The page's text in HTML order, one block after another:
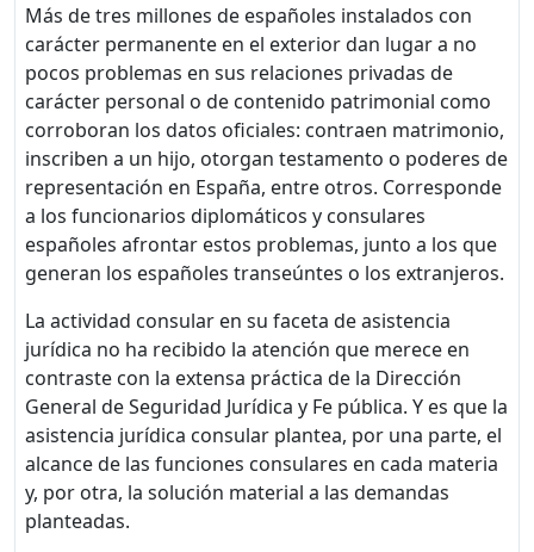
Más de tres millones de españoles instalados con
carácter permanente en el exterior dan lugar a no
pocos problemas en sus relaciones privadas de
carácter personal o de contenido patrimonial como
corroboran los datos oficiales: contraen matrimonio,
inscriben a un hijo, otorgan testamento o poderes de
representación en España, entre otros. Corresponde
a los funcionarios diplomáticos y consulares
españoles afrontar estos problemas, junto a los que
generan los españoles transeúntes o los extranjeros.
La actividad consular en su faceta de asistencia
jurídica no ha recibido la atención que merece en
contraste con la extensa práctica de la Dirección
General de Seguridad Jurídica y Fe pública. Y es que la
asistencia jurídica consular plantea, por una parte, el
alcance de las funciones consulares en cada materia
y, por otra, la solución material a las demandas
planteadas.